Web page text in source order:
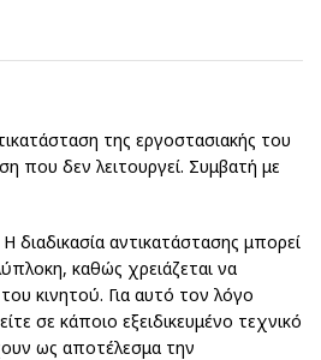
της εργοστασιακής του
που δεν λειτουργεί. Συμβατή με
διαδικασία αντικατάστασης μπορεί
καθώς χρειάζεται να
κινητού. Για αυτό τον λόγο
σε κάποιο εξειδικευμένο τεχνικό
ως αποτέλεσμα την